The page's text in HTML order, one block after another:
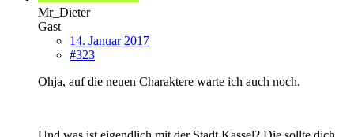
Mr_Dieter
Gast
14. Januar 2017
#323
Ohja, auf die neuen Charaktere warte ich auch noch.